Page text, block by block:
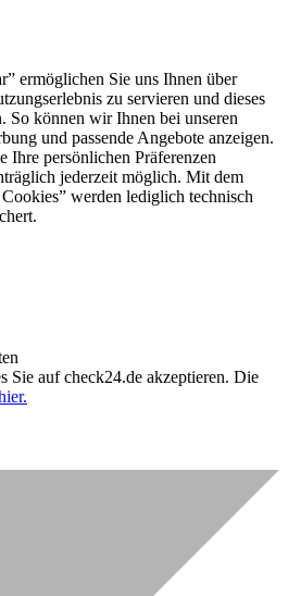
ermöglichen Sie uns Ihnen über
zu servieren und dieses
So können wir Ihnen bei unseren
und passende Angebote anzeigen.
Ihre persönlichen Präferenzen
jederzeit möglich. Mit dem
werden lediglich technisch
Sie auf check24.de akzeptieren. Die